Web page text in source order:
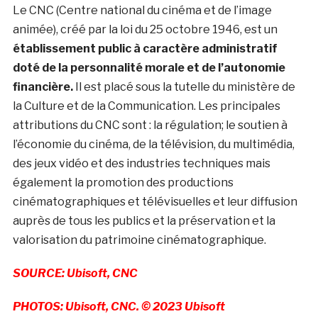
Le CNC (Centre national du cinéma et de l’image
animée), créé par la loi du 25 octobre 1946, est un
établissement public à caractère administratif
doté de la personnalité morale et de l’autonomie
financière.Il est placé sous la tutelle du ministère de
la Culture et de la Communication. Les principales
attributions du CNC sont : la régulation; le soutien à
l’économie du cinéma, de la télévision, du multimédia,
des jeux vidéo et des industries techniques mais
également la promotion des productions
cinématographiques et télévisuelles et leur diffusion
auprès de tous les publics et la préservation et la
valorisation du patrimoine cinématographique.
SOURCE: Ubisoft, CNC
PHOTOS: Ubisoft, CNC. © 2023 Ubisoft